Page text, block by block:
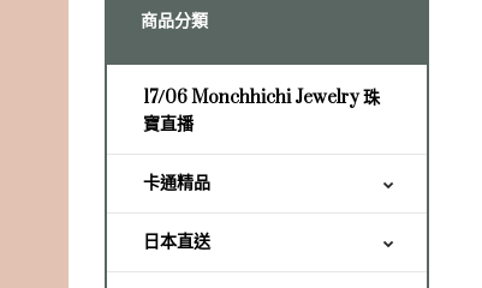
商品分類
17/06 Monchhichi Jewelry 珠
寶直播
卡通精品
日本直送